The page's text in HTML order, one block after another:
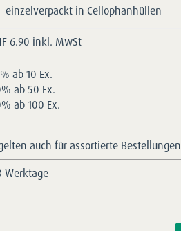
einzelverpackt in Cellophanhüllen
6.90 inkl. MwSt
ab 10 Ex.
ab 50 Ex.
ab 100 Ex.
auch für assortierte Bestellungen
Werktage